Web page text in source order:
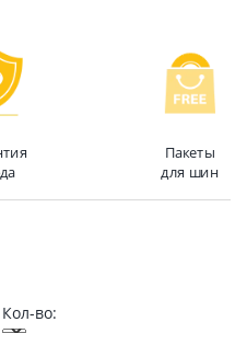
Пакеты
для шин
Кол-во: